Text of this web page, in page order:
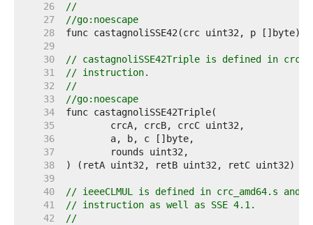
    26
//
    27
//go:noescape
    28
    29
    30
// castagnoliSSE42Triple is defined in
    31
// instruction.
    32
//
    33
//go:noescape
    34
    35
    36
    37
    38
    39
    40
// ieeeCLMUL is defined in crc_amd64.s and
    41
// instruction as well as SSE 4.1.
    42
//